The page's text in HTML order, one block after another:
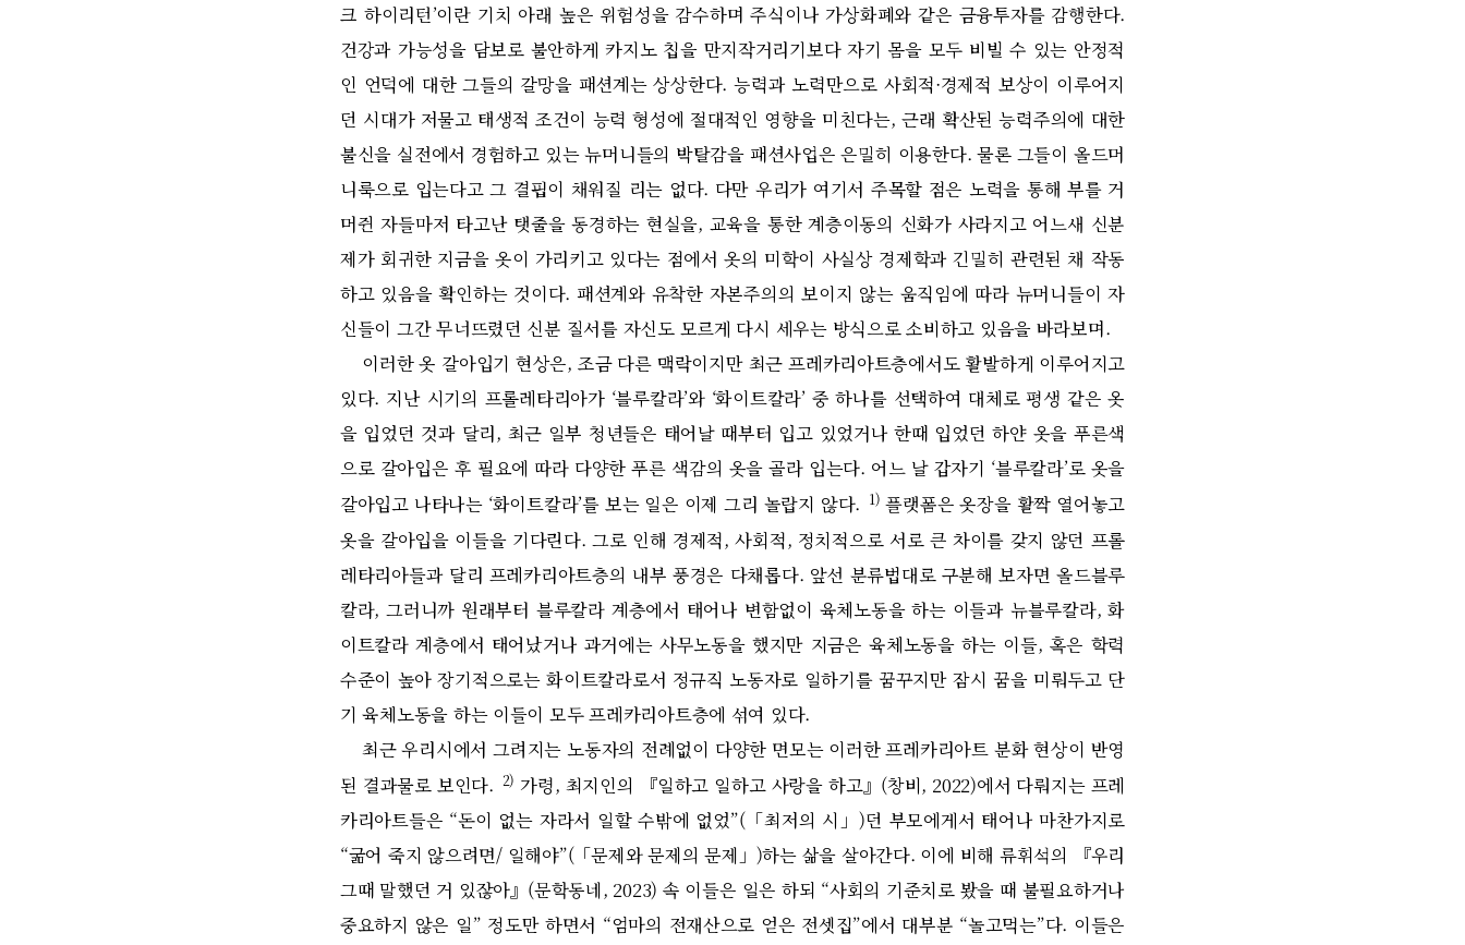
크 하이리턴’이란 기치 아래 높은 위험성을 감수하며 주식이나 가상화폐와 같은 금융투자를 감행한다.
건강과 가능성을 담보로 불안하게 카지노 칩을 만지작거리기보다 자기 몸을 모두 비빌 수 있는 안정적
인 언덕에 대한 그들의 갈망을 패션계는 상상한다. 능력과 노력만으로 사회적·경제적 보상이 이루어지
던 시대가 저물고 태생적 조건이 능력 형성에 절대적인 영향을 미친다는, 근래 확산된 능력주의에 대한
불신을 실전에서 경험하고 있는 뉴머니들의 박탈감을 패션사업은 은밀히 이용한다. 물론 그들이 올드머
니룩으로 입는다고 그 결핍이 채워질 리는 없다. 다만 우리가 여기서 주목할 점은 노력을 통해 부를 거
머쥔 자들마저 타고난 탯줄을 동경하는 현실을, 교육을 통한 계층이동의 신화가 사라지고 어느새 신분
제가 회귀한 지금을 옷이 가리키고 있다는 점에서 옷의 미학이 사실상 경제학과 긴밀히 관련된 채 작동
하고 있음을 확인하는 것이다. 패션계와 유착한 자본주의의 보이지 않는 움직임에 따라 뉴머니들이 자
신들이 그간 무너뜨렸던 신분 질서를 자신도 모르게 다시 세우는 방식으로 소비하고 있음을 바라보며.
이러한 옷 갈아입기 현상은, 조금 다른 맥락이지만 최근 프레카리아트층에서도 활발하게 이루어지고
있다. 지난 시기의 프롤레타리아가 ‘블루칼라’와 ‘화이트칼라’ 중 하나를 선택하여 대체로 평생 같은 옷
을 입었던 것과 달리, 최근 일부 청년들은 태어날 때부터 입고 있었거나 한때 입었던 하얀 옷을 푸른색
으로 갈아입은 후 필요에 따라 다양한 푸른 색감의 옷을 골라 입는다. 어느 날 갑자기 ‘블루칼라’로 옷을
갈아입고 나타나는 ‘화이트칼라’를 보는 일은 이제 그리 놀랍지 않다. 1) 플랫폼은 옷장을 활짝 열어놓고
옷을 갈아입을 이들을 기다린다. 그로 인해 경제적, 사회적, 정치적으로 서로 큰 차이를 갖지 않던 프롤
레타리아들과 달리 프레카리아트층의 내부 풍경은 다채롭다. 앞선 분류법대로 구분해 보자면 올드블루
칼라, 그러니까 원래부터 블루칼라 계층에서 태어나 변함없이 육체노동을 하는 이들과 뉴블루칼라, 화
이트칼라 계층에서 태어났거나 과거에는 사무노동을 했지만 지금은 육체노동을 하는 이들, 혹은 학력
수준이 높아 장기적으로는 화이트칼라로서 정규직 노동자로 일하기를 꿈꾸지만 잠시 꿈을 미뤄두고 단
기 육체노동을 하는 이들이 모두 프레카리아트층에 섞여 있다.
최근 우리시에서 그려지는 노동자의 전례없이 다양한 면모는 이러한 프레카리아트 분화 현상이 반영
된 결과물로 보인다. 2) 가령, 최지인의 『일하고 일하고 사랑을 하고』(창비, 2022)에서 다뤄지는 프레
카리아트들은 “돈이 없는 자라서 일할 수밖에 없었”(「최저의 시」)던 부모에게서 태어나 마찬가지로
“굶어 죽지 않으려면/ 일해야”(「문제와 문제의 문제」)하는 삶을 살아간다. 이에 비해 류휘석의 『우리
그때 말했던 거 있잖아』(문학동네, 2023) 속 이들은 일은 하되 “사회의 기준치로 봤을 때 불필요하거나
중요하지 않은 일” 정도만 하면서 “엄마의 전재산으로 얻은 전셋집”에서 대부분 “놀고먹는”다. 이들은